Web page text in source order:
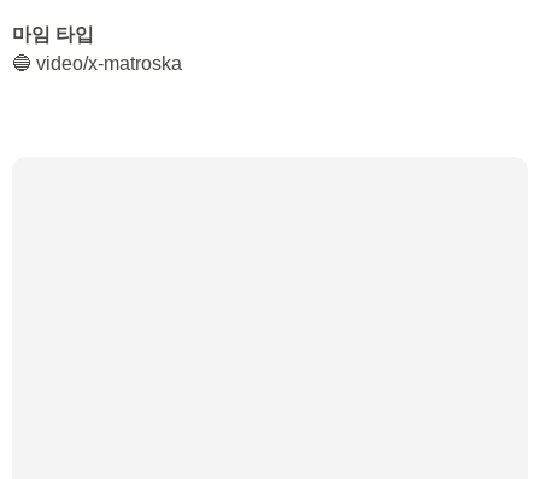
마임 타입
🔵 video/x-matroska